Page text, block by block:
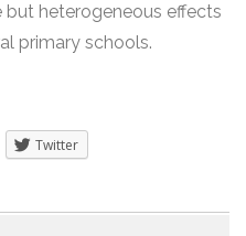
heterogeneous effects
primary schools.
Twitter